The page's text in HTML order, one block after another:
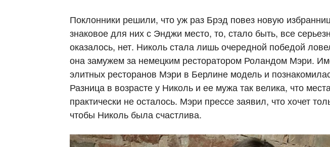
Поклонники решили, что уж раз Брэд повез новую
знаковое для них с Энджи место, то, стало быть, все
оказалось, нет. Николь стала лишь очередной победой
она замужем за немецким ресторатором Роландом Мэри.
элитных ресторанов Мэри в Берлине модель и
Разница в возрасте у Николь и ее мужа так велика, что
практически не осталось. Мэри прессе заявил, что хочет
чтобы Николь была счастлива.